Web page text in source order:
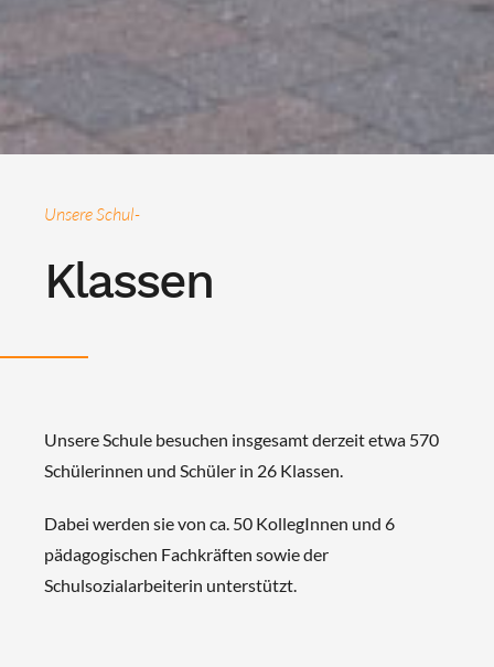
Unsere Schul-
Klassen
Unsere Schule besuchen insgesamt derzeit etwa 570
Schülerinnen und Schüler in 26 Klassen.
Dabei werden sie von ca. 50 KollegInnen und 6
pädagogischen Fachkräften sowie der
Schulsozialarbeiterin unterstützt.